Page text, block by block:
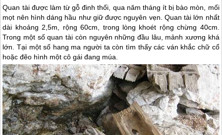
Quan tài được làm từ gỗ đinh thối, qua năm tháng ít bị bào mòn, mối
mọt nên hình dáng hầu như giữ được nguyên vẹn. Quan tài lớn nhất
dài khoảng 2,5m, rộng 60cm, trong lòng khoét rộng chừng 40cm.
Trong một số quan tài còn nguyên những đầu lâu, mảnh xương khá
lớn. Tại một số hang ma người ta còn tìm thấy các ván khắc chữ cổ
hoặc đẽo hình một cô gái đang múa.